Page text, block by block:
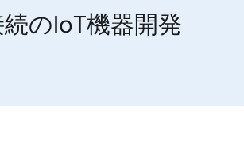
のIoT機器開発